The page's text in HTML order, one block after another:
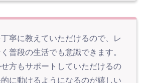
寧に教えていただけるので、レ
普段の生活でも意識できます。
方もサポートしていただけるの
に動けるようになるのが嬉しい